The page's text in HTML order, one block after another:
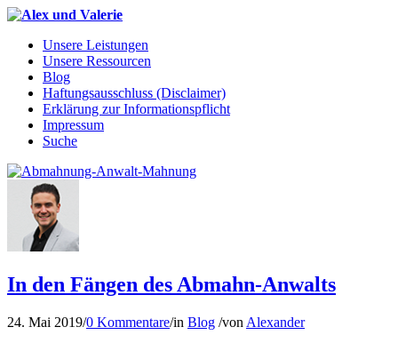
Unsere Leistungen
Unsere Ressourcen
Blog
Haftungsausschluss (Disclaimer)
Erklärung zur Informationspflicht
Impressum
Suche
In den Fängen des Abmahn-Anwalts
24. Mai 2019/0 Kommentare/in Blog /von Alexander